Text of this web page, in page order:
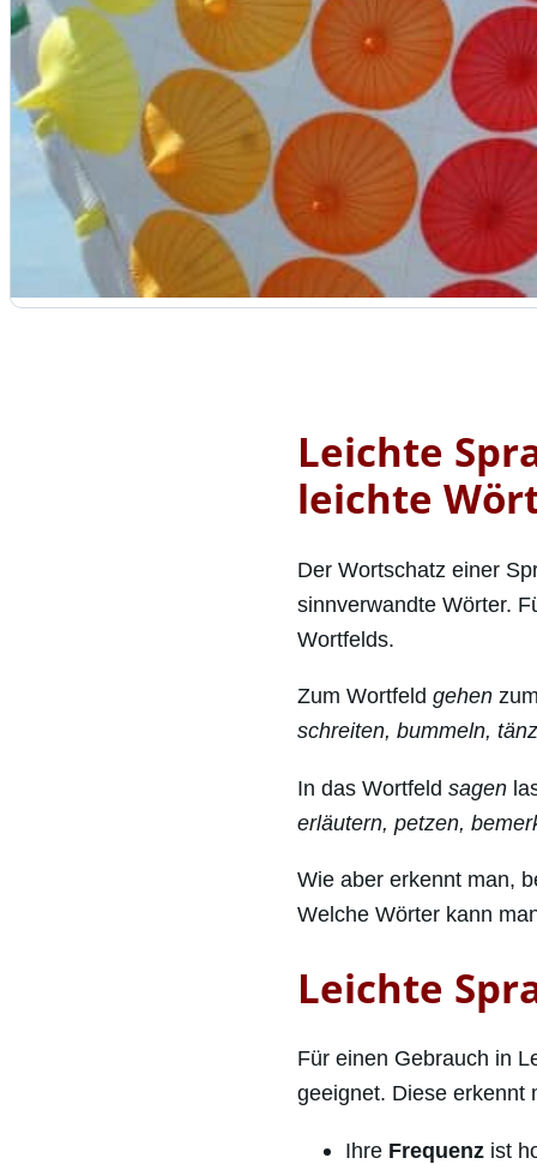
Leichte
leichte
Der Wortschatz einer
sinnverwandte Wörter.
Wortfelds.
Zum Wortfeld gehen
schreiten, bummeln,
In das Wortfeld sagen
erläutern, petzen,
Wie aber erkennt man,
Welche Wörter kann
Leichte
Für einen Gebrauch in
geeignet. Diese erkennt
Ihre Frequenz ist